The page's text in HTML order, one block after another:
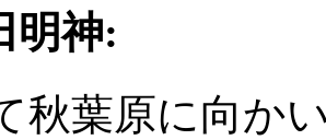
明神:
秋葉原に向か